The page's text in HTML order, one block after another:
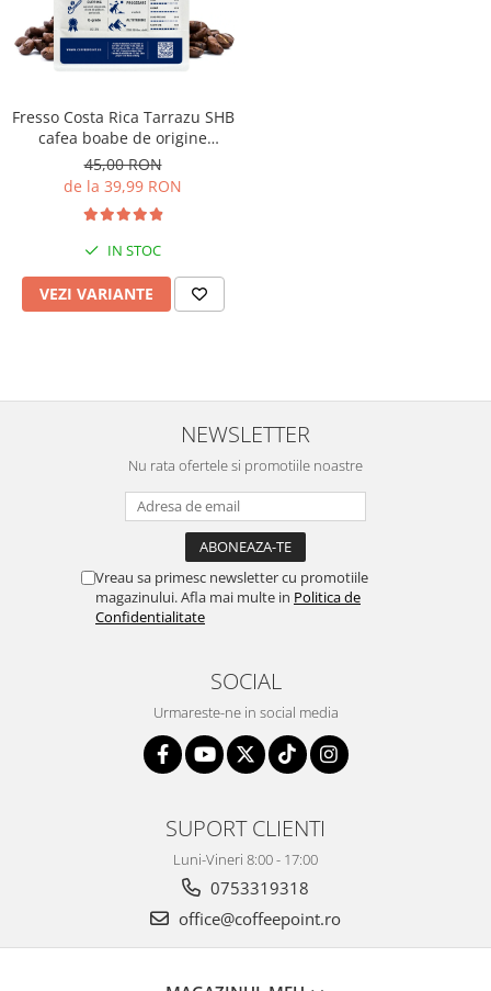
Fresso Costa Rica Tarrazu SHB
cafea boabe de origine
proaspăt prăjită
45,00 RON
de la 39,99 RON
IN STOC
VEZI VARIANTE
NEWSLETTER
Nu rata ofertele si promotiile noastre
Vreau sa primesc newsletter cu promotiile
magazinului. Afla mai multe in Politica de
Confidentialitate
SOCIAL
Urmareste-ne in social media
SUPORT CLIENTI
Luni-Vineri 8:00 - 17:00
0753319318
office@coffeepoint.ro